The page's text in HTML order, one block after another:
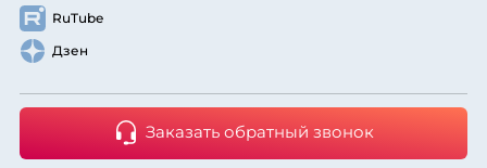
RuTube
Дзен
Заказать обратный звонок